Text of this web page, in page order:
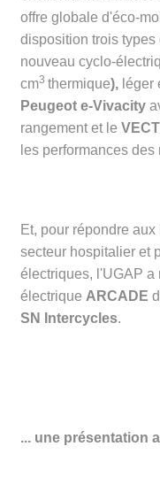
offre globale d'éco-
disposition trois
nouveau cyclo-
cm3thermique), léger
Peugeot e-Vivacity
rangement et le
les performances
Et, pour répondre
secteur hospitalier et
électriques, l'UGAP a
électriqueARCADE
SN Intercycles.
... une présentation